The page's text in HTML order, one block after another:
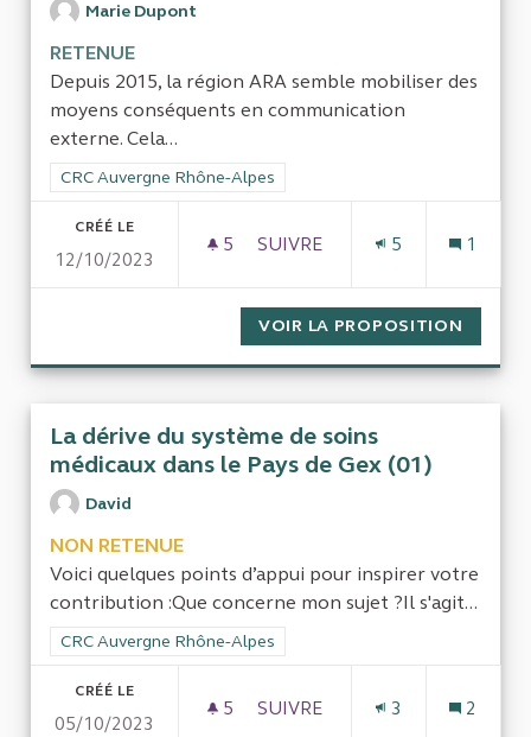
Marie Dupont
RETENUE
Depuis 2015, la région ARA semble mobiliser des
moyens conséquents en communication
externe. Cela...
Filtrer les résultats de la catégorie : CRC Auvergne Rhône-
CRC Auvergne Rhône-Alpes
CRÉÉ LE
12/10/2023
5 5 ABONNÉS
SUIVRE
5 1
VOIR LA PROPOSITION
La dérive du système de soins
médicaux dans le Pays de Gex (01)
David
NON RETENUE
Voici quelques points d’appui pour inspirer votre
contribution :Que concerne mon sujet ?Il s'agit...
Filtrer les résultats de la catégorie : CRC Auvergne Rhône-
CRC Auvergne Rhône-Alpes
CRÉÉ LE
05/10/2023
5 5 ABONNÉS
SUIVRE
3 2